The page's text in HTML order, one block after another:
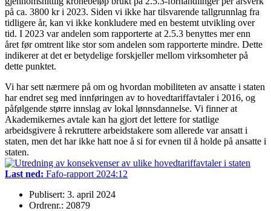
på ca. 3800 kr i 2023. Siden vi ikke har tilsvarende tallgrunnlag fra
tidligere år, kan vi ikke konkludere med en bestemt utvikling over
tid. I 2023 var andelen som rapporterte at 2.5.3 benyttes mer enn
året før omtrent like stor som andelen som rapporterte mindre. Dette
indikerer at det er betydelige forskjeller mellom virksomheter på
dette punktet.
Vi har sett nærmere på om og hvordan mobiliteten av ansatte i staten
har endret seg med innføringen av to hovedtariffavtaler i 2016, og
påfølgende større innslag av lokal lønnsdannelse. Vi finner at
Akademikernes avtale kan ha gjort det lettere for statlige
arbeidsgivere å rekruttere arbeidstakere som allerede var ansatt i
staten, men det har ikke hatt noe å si for evnen til å holde på ansatte i
staten.
Last ned: Fafo-rapport 2024:12
Publisert: 3. april 2024
Ordrenr.: 20879